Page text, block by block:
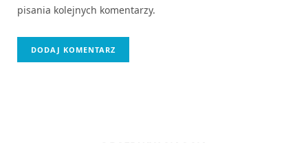
pisania kolejnych komentarzy.